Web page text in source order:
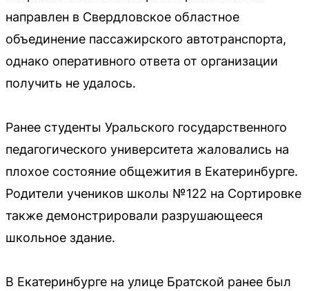
направлен в Свердловское областное
объединение пассажирского автотранспорта,
однако оперативного ответа от организации
получить не удалось.
Ранее студенты Уральского государственного
педагогического университета жаловались на
плохое состояние общежития в Екатеринбурге.
Родители учеников школы №122 на Сортировке
также демонстрировали разрушающееся
школьное здание.
В Екатеринбурге на улице Братской ранее был